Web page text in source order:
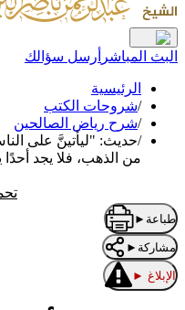
البث المباشر أرسل سؤالك
الرئيسية
/شروحات الكتب
/شرح رياض الصالحين
/حديث: "ليأتينَّ على
من الذهب، فلا يجد أحدًا
طباعة ►
مشاركة ►
الإبلاغ ►